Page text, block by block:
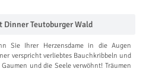
Dinner Teutoburger Wald
Sie Ihrer Herzensdame in die Augen
verspricht verliebtes Bauchkribbeln und
und die Seele verwöhnt! Träumen